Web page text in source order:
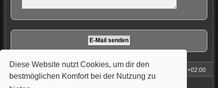
Diese Website nutzt Cookies, um dir den
bestmöglichen Komfort bei der Nutzung zu
UTC+02:00
Powered by